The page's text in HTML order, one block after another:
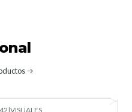
|VISUALES